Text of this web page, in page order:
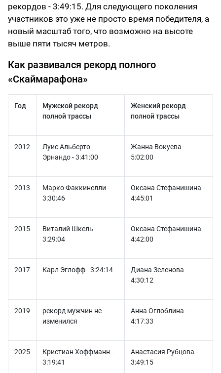
рекордов - 3:49:15. Для следующего поколения
участников это уже не просто время победителя, а
новый масштаб того, что возможно на высоте
выше пяти тысяч метров.
Как развивался рекорд полного
«Скаймарафона»
Год
Мужской рекорд
полной трассы
Женский рекорд
полной трассы
2012
Луис Альберто
Эрнандо - 3:41:00
Жанна Вокуева -
5:02:00
2013
Марко Факкинелли -
3:30:46
Оксана Стефанишина -
4:45:01
2015
Виталий Шкель -
3:29:04
Оксана Стефанишина -
4:42:00
2017 Карл Эглофф - 3:24:14
Диана Зеленова -
4:30:12
2019
рекорд мужчин не
изменился
Анна Оглоблина -
4:17:33
2025
Кристиан Хоффманн -
3:19:41
Анастасия Рубцова -
3:49:15